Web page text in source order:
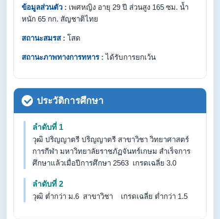
ข้อมูลส่วนตัว : เพศหญิง อายุ 29 ปี ส่วนสูง 165 ซม. น้ำ
หนัก 65 กก. สัญชาติไทย
สถานะสมรส : โสด
สถานะภาพทางการทหาร : ได้รับการยกเว้น
ประวัติการศึกษา
ลำดับที่ 1
วุฒิ ปริญญาตรี ปริญญาตรี สาขาวิชา วิทยาศาสตร์
การกีฬา มหาวิทยาลัยราชภัฏจันทร์เกษม สำเร็จการ
ศึกษาแล้วเมื่อปีการศึกษา 2563 เกรดเฉลี่ย 3.0
ลำดับที่ 2
วุฒิ ต่ำกว่า ม.6 สาขาวิชา เกรดเฉลี่ย ต่ำกว่า 1.5